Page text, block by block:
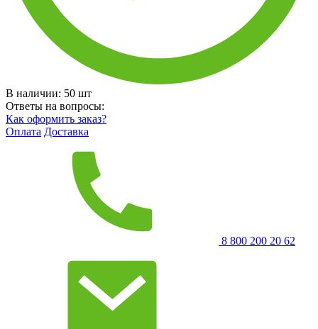
В наличии: 50 шт
Ответы на вопросы:
Как оформить заказ?
Оплата Доставка
8 800 200 20 62